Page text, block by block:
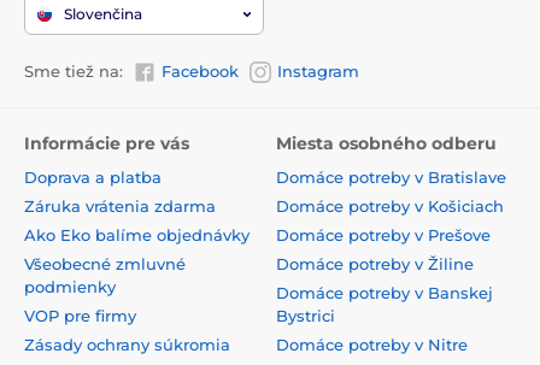
Slovenčina
Sme tiež na: Facebook Instagram
Informácie pre vás
Doprava a platba
Záruka vrátenia zdarma
Ako Eko balíme objednávky
Všeobecné zmluvné
podmienky
VOP pre firmy
Zásady ochrany súkromia
Miesta osobného odberu
Domáce potreby v Bratislave
Domáce potreby v Košiciach
Domáce potreby v Prešove
Domáce potreby v Žiline
Domáce potreby v Banskej
Bystrici
Domáce potreby v Nitre